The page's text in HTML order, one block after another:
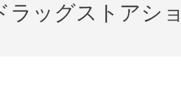
ラッグストアシ